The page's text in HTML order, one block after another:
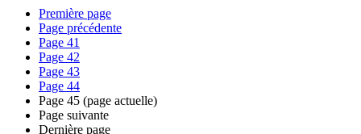
Première page
Page précédente
Page 41
Page 42
Page 43
Page 44
Page 45 (page actuelle)
Page suivante
Dernière page